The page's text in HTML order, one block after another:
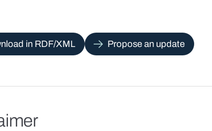
in RDF/XML Propose an update